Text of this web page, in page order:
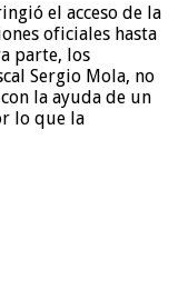
el acceso de la
oficiales hasta
parte, los
Sergio Mola, no
la ayuda de un
lo que la